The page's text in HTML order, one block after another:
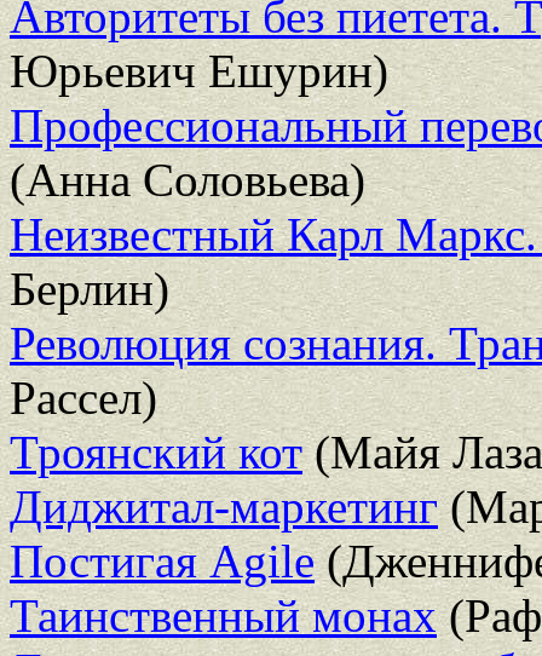
Авторитеты без пиетета.
Юрьевич Ешурин)
Профессиональный
(Анна Соловьева)
Неизвестный Карл
Берлин)
Революция сознания.
Рассел)
Троянский кот(Майя
Диджитал-маркетинг
Постигая Agile
Таинственный монах